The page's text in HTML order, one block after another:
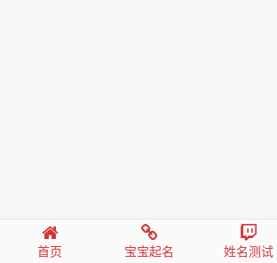
首页 宝宝起名 姓名测试